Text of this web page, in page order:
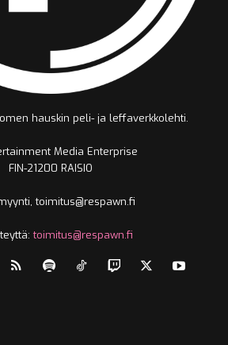
hauskin peli- ja leffaverkkolehti.
Media Enterprise
FIN-21200 RAISIO
toimitus@respawn.fi
toimitus@respawn.fi